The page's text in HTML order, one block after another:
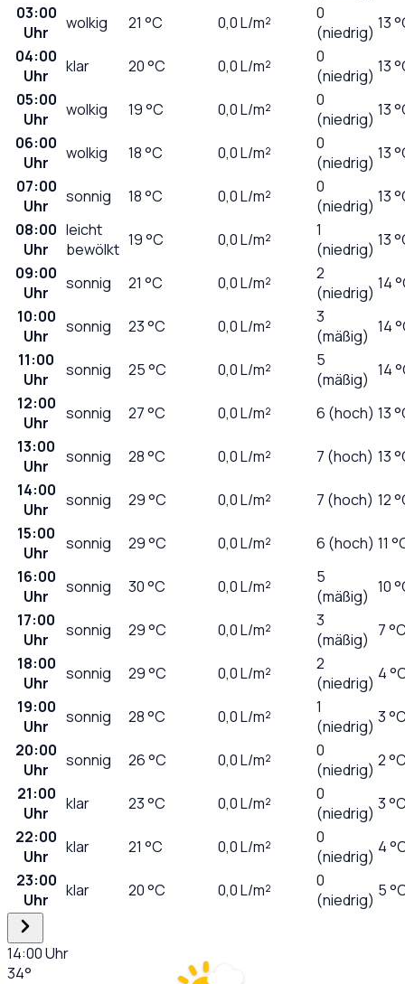
03:00
Uhr
wolkig 21 °C 0,0L/m²
0
(niedrig) 13
04:00
Uhr
klar 20°C 0,0L/m²
0
(niedrig) 13
05:00
Uhr
wolkig 19°C 0,0L/m²
0
(niedrig) 13
06:00
Uhr
wolkig 18°C 0,0L/m²
0
(niedrig) 13
07:00
Uhr
sonnig 18°C 0,0L/m²
0
(niedrig) 13
08:00
Uhr
leicht
bewölkt 19°C 0,0L/m²
1
(niedrig) 13
09:00
Uhr
sonnig 21 °C 0,0L/m²
2
(niedrig) 14
10:00
Uhr
sonnig 23°C 0,0L/m²
3
(mäßig) 14
11:00
Uhr
sonnig 25°C 0,0L/m²
5
(mäßig) 14
12:00
Uhr
sonnig 27°C 0,0L/m² 6 (hoch) 13
13:00
Uhr
sonnig 28°C 0,0L/m² 7 (hoch) 13
14:00
Uhr
sonnig 29°C 0,0L/m² 7 (hoch) 12
15:00
Uhr
sonnig 29°C 0,0L/m² 6 (hoch) 11
16:00
Uhr
sonnig 30°C 0,0L/m²
5
(mäßig) 10
17:00
Uhr
sonnig 29°C 0,0L/m²
3
(mäßig) 7
18:00
Uhr
sonnig 29°C 0,0L/m²
2
(niedrig) 4
19:00
Uhr
sonnig 28°C 0,0L/m²
1
(niedrig) 3
20:00
Uhr
sonnig 26°C 0,0L/m²
0
(niedrig) 2
21:00
Uhr
klar 23°C 0,0L/m²
0
(niedrig) 3
22:00
Uhr
klar 21 °C 0,0L/m²
0
(niedrig) 4
23:00
Uhr
klar 20°C 0,0L/m²
0
(niedrig) 5
14:00Uhr
34°